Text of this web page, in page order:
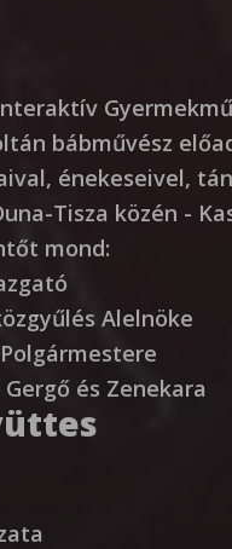
bábművész
énekeseivel,
Tisza közén -
mond:
Alelnöke
és Zenekara